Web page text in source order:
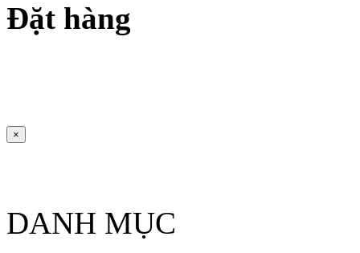
Đặt hàng
×
DANH MỤC